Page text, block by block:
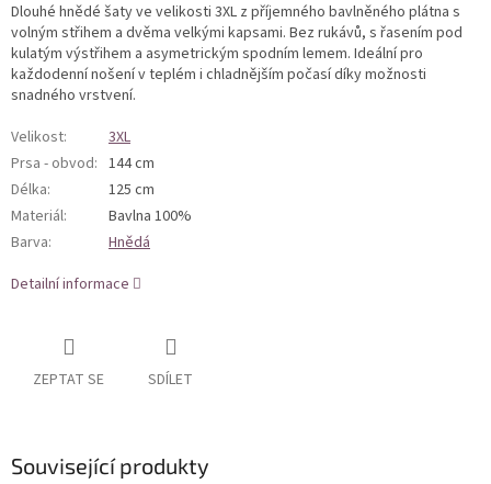
Dlouhé hnědé šaty ve velikosti 3XL z příjemného bavlněného plátna s
volným střihem a dvěma velkými kapsami. Bez rukávů, s řasením pod
kulatým výstřihem a asymetrickým spodním lemem. Ideální pro
každodenní nošení v teplém i chladnějším počasí díky možnosti
snadného vrstvení.
Velikost:
3XL
Prsa - obvod: 144 cm
Délka:
125 cm
Materiál:
Bavlna 100%
Barva:
Hnědá
Detailní informace
ZEPTAT SE SDÍLET
Související produkty